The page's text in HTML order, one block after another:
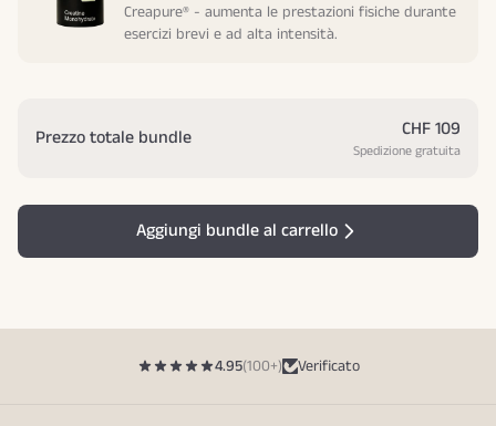
Creapure® - aumenta le prestazioni fisiche durante
esercizi brevi e ad alta intensità.
Prezzo totale bundle CHF 109
Spedizione gratuita
Aggiungi bundle al carrello
4.95(100+) Verificato